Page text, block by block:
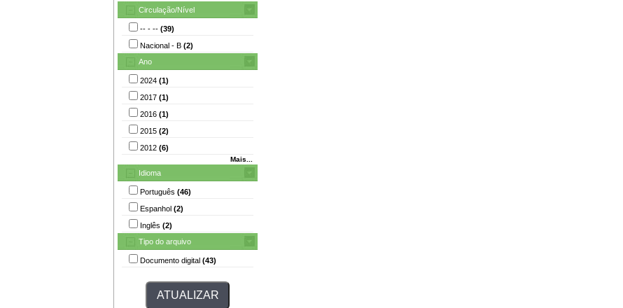
Circulação/Nível
-- - -- (39)
Nacional - B (2)
Ano
2024 (1)
2017 (1)
2016 (1)
2015 (2)
2012 (6)
Mais...
Idioma
Português (46)
Espanhol (2)
Inglês (2)
Tipo do arquivo
Documento digital (43)